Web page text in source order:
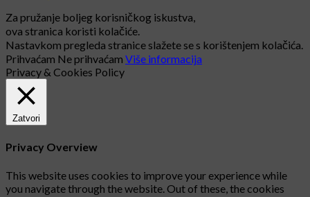
Za pružanje boljeg korisničkog iskustva,
ova stranica koristi kolačiće.
Nastavkom pregleda stranice slažete se s korištenjem kolačića.
Prihvaćam Ne prihvaćam Više informacija
Privacy & Cookies Policy
Zatvori
Privacy Overview
This website uses cookies to improve your experience while
you navigate through the website. Out of these, the cookies